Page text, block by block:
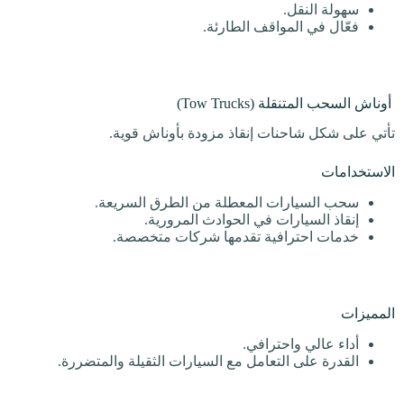
سهولة النقل.
فعّال في المواقف الطارئة.
أوناش السحب المتنقلة (Tow Trucks)
تأتي على شكل شاحنات إنقاذ مزودة بأوناش قوية.
الاستخدامات
سحب السيارات المعطلة من الطرق السريعة.
إنقاذ السيارات في الحوادث المرورية.
خدمات احترافية تقدمها شركات متخصصة.
المميزات
أداء عالي واحترافي.
القدرة على التعامل مع السيارات الثقيلة والمتضررة.